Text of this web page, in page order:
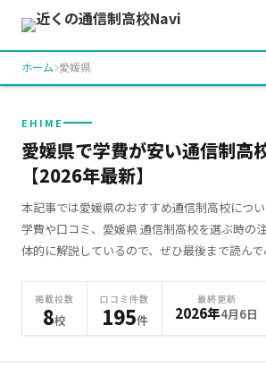
ホーム 愛媛県
EHIME
愛媛県で学費が安い通信制高
【2026年最新】
本記事では愛媛県のおすすめ通信制高校につい
学費や口コミ、愛媛県 通信制高校を選ぶ時の
体的に解説しているので、ぜひ最後まで読んで
掲載校数
8校
口コミ件数
195件
最終更新
2026年4月6日